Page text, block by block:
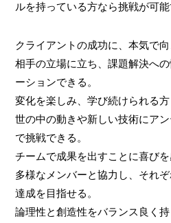
ルを持っている方なら挑戦が可能
クライアントの成功に、本気で
相手の立場に立ち、課題解決へ
ーションできる。
変化を楽しみ、学び続けられる方
世の中の動きや新しい技術にア
で挑戦できる。
チームで成果を出すことに喜び
多様なメンバーと協力し、それ
達成を目指せる。
論理性と創造性をバランス良く